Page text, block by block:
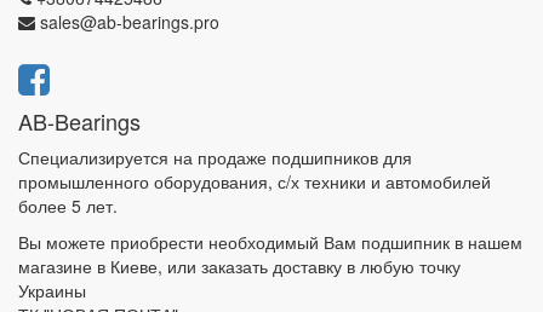
sales@ab-bearings.pro
AB-Bearings
Специализируется на продаже подшипников для
промышленного оборудования, с/х техники и автомобилей
более 5 лет.
Вы можете приобрести необходимый Вам подшипник в нашем
магазине в Киеве, или заказать доставку в любую точку
Украины